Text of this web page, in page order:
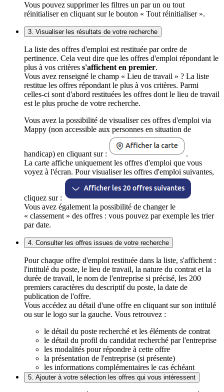
Vous pouvez supprimer les filtres un par un ou tout
réinitialiser en cliquant sur le bouton « Tout réinitialiser ».
3. Visualiser les résultats de votre recherche
La liste des offres d'emploi est restituée par ordre de
pertinence. Cela veut dire que les offres d'emploi répondant le
plus à vos critères s'affichent en premier.
Vous avez renseigné le champ « Lieu de travail » ? La liste
restitue les offres répondant le plus à vos critères. Parmi
celles-ci sont d'abord restituées les offres dont le lieu de travail
est le plus proche de votre recherche.
Vous avez la possibilité de visualiser ces offres d'emploi via
Mappy (non accessible aux personnes en situation de
handicap) en cliquant sur :
.
La carte affiche uniquement les offres d'emploi que vous
voyez à l'écran. Pour visualiser les offres d'emploi suivantes,
cliquez sur :
Vous avez également la possibilité de changer le
« classement » des offres : vous pouvez par exemple les trier
par date.
4. Consulter les offres issues de votre recherche
Pour chaque offre d'emploi restituée dans la liste, s'affichent :
l'intitulé du poste, le lieu de travail, la nature du contrat et la
durée de travail, le nom de l'entreprise si précisé, les 200
premiers caractères du descriptif du poste, la date de
publication de l'offre.
Vous accédez au détail d'une offre en cliquant sur son intitulé
ou sur le logo sur la gauche. Vous retrouvez :
le détail du poste recherché et les éléments de contrat
le détail du profil du candidat recherché par l'entreprise
les modalités pour répondre à cette offre
la présentation de l'entreprise (si présente)
les informations complémentaires le cas échéant
5. Ajouter à votre sélection les offres qui vous intéressent